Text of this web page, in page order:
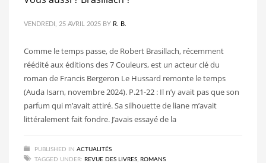
VENDREDI, 25 AVRIL 2025 BY R. B.
Comme le temps passe, de Robert Brasillach, récemment
réédité aux éditions des 7 Couleurs, est un acteur clé du
roman de Francis Bergeron Le Hussard remonte le temps
(Auda Isarn, novembre 2024). P.21-22 : Il n’y avait pas que son
parfum qui m’avait attiré. Sa silhouette de liane m’avait
littéralement fait fondre. J’avais essayé de la
PUBLISHED IN ACTUALITÉS
TAGGED UNDER: REVUE DES LIVRES ROMANS